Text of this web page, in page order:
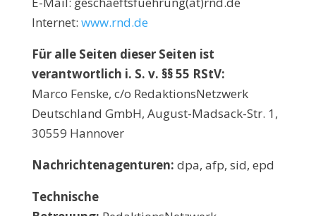
Internet: www.rnd.de
Für alle Seiten dieser Seiten ist
verantwortlich i. S. v. §§ 55 RStV:
Marco Fenske, c/o RedaktionsNetzwerk
Deutschland GmbH, August-Madsack-Str. 1,
30559 Hannover
Nachrichtenagenturen: dpa, afp, sid, epd
Technische